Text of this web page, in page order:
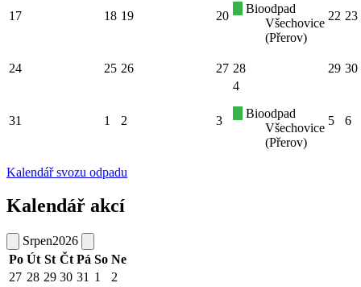
17 18 19 20
Bioodpad
Všechovice
(Přerov)
22 23
24 25 26 27 28 29 30
31 1 2 3
4
Bioodpad
Všechovice
(Přerov)
5 6
Kalendář svozu odpadu
Kalendář akcí
Srpen2026
Po Út St Čt Pá So Ne
27 28 29 30 31 1
2